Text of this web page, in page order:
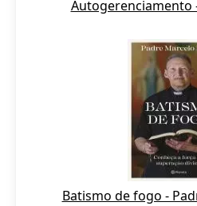
Autogerenciamento
Batismo de fogo -